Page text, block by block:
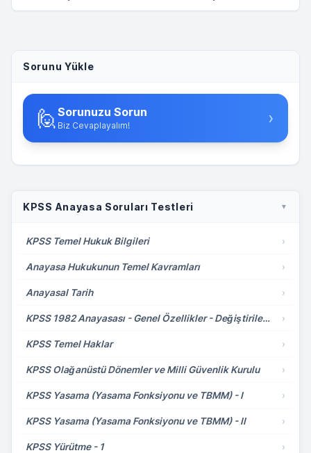
Sorunu Yükle
🙋 Sorunuzu Sorun
Biz Cevaplayalım! ›
KPSS Anayasa Soruları Testleri ▼
KPSS Temel Hukuk Bilgileri ›
Anayasa Hukukunun Temel Kavramları ›
Anayasal Tarih ›
KPSS 1982 Anayasası - Genel Özellikler - Değiştirilemeyecek Hükümler ›
KPSS Temel Haklar ›
KPSS Olağanüstü Dönemler ve Milli Güvenlik Kurulu ›
KPSS Yasama (Yasama Fonksiyonu ve TBMM) - I ›
KPSS Yasama (Yasama Fonksiyonu ve TBMM) - II ›
KPSS Yürütme - 1 ›